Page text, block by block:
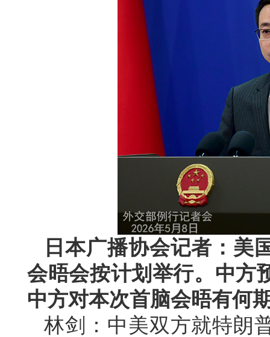
日本广播协会记者：美
会晤会按计划举行。中方
中方对本次首脑会晤有何
林剑：中美双方就特朗